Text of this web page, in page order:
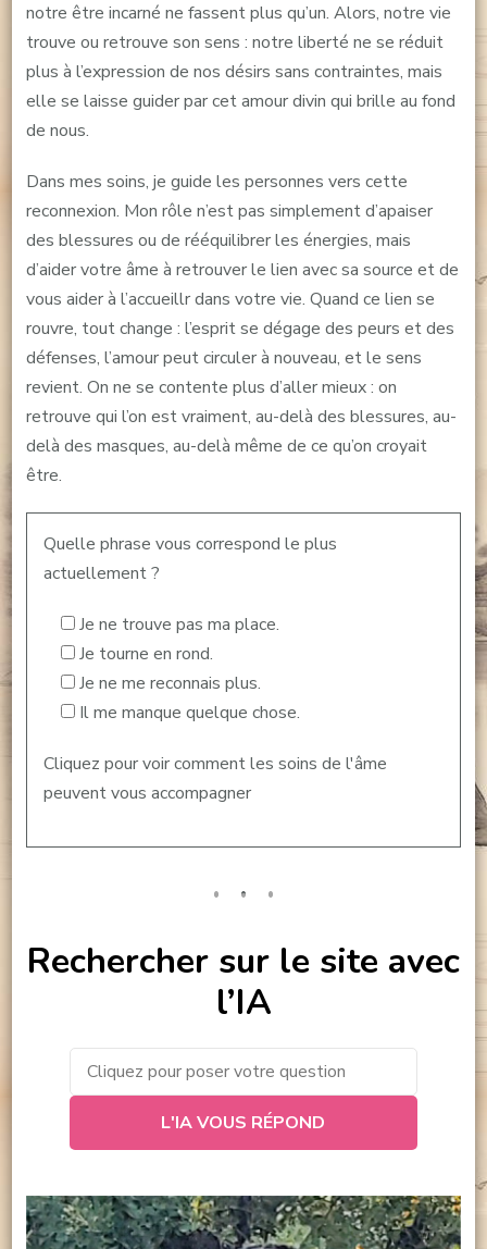
notre être incarné ne fassent plus qu’un. Alors, notre vie
trouve ou retrouve son sens : notre liberté ne se réduit
plus à l’expression de nos désirs sans contraintes, mais
elle se laisse guider par cet amour divin qui brille au fond
de nous.
Dans mes soins, je guide les personnes vers cette
reconnexion. Mon rôle n’est pas simplement d’apaiser
des blessures ou de rééquilibrer les énergies, mais
d’aider votre âme à retrouver le lien avec sa source et de
vous aider à l’accueillr dans votre vie. Quand ce lien se
rouvre, tout change : l’esprit se dégage des peurs et des
défenses, l’amour peut circuler à nouveau, et le sens
revient. On ne se contente plus d’aller mieux : on
retrouve qui l’on est vraiment, au-delà des blessures, au-
delà des masques, au-delà même de ce qu’on croyait
être.
Quelle phrase vous correspond le plus
actuellement ?
Je ne trouve pas ma place.
Je tourne en rond.
Je ne me reconnais plus.
Il me manque quelque chose.
Cliquez pour voir comment les soins de l'âme
peuvent vous accompagner
Rechercher sur le site avec
l’IA
L'IA VOUS RÉPOND